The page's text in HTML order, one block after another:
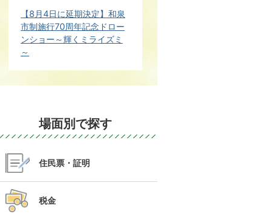
【8月4日に延期決定】和泉
市制施行70周年記念ドロー
ンショー～輝くミライズミ
～
場面別で探す
住民票・証明
税金